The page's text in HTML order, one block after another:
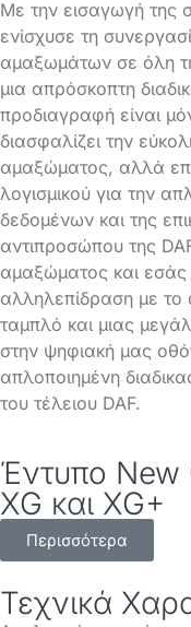
Με την εισαγωγή της
ενίσχυσε τη
αμαξωμάτων σε όλη
μια απρόσκοπτη
προδιαγραφή είναι
διασφαλίζει την
αμαξώματος, αλλά
λογισμικού για την
δεδομένων και της
αντιπροσώπου της
αμαξώματος και
αλληλεπίδραση με το
ταμπλό και μιας
στην ψηφιακή μας
απλοποιημένη
του τέλειου DAF.
Έντυπο New
XG και XG+
Περισσότερα
Τεχνικά